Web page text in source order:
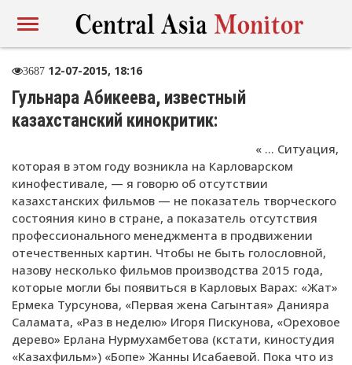
3687 12-07-2015, 18:16
Гульнара Абикеева, известный
казахстанский кинокритик:
« … Ситуация,
которая в этом году возникла на Карловарском
кинофестивале, — я говорю об отсутствии
казахстанских фильмов — не показатель творческого
состояния кино в стране, а показатель отсутствия
профессионального менеджмента в продвижении
отечественных картин. Чтобы не быть голословной,
назову несколько фильмов производства 2015 года,
которые могли бы появиться в Карловых Варах: «Жат»
Ермека Турсунова, «Первая жена Сагынтая» Данияра
Саламата, «Раз в неделю» Игоря Пискунова, «Ореховое
дерево» Ерлана Нурмухамбетова (кстати, киностудия
«Казахфильм») «Бопе» Жанны Исабаевой. Пока что из